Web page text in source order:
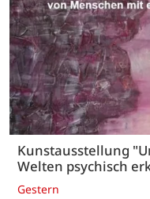
Kunstausstellung
Welten psychisch
Gestern